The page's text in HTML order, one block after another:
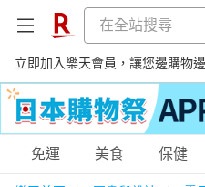
立即加入樂天會員，讓您邊購物
購物網分類
免運 美食 保健